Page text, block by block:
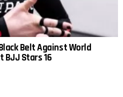
Belt Against World
BJJ Stars 16